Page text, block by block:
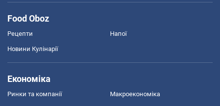
Food Oboz
Рецепти Напої
Новини Кулінарії
Економіка
Ринки та компанії Макроекономіка